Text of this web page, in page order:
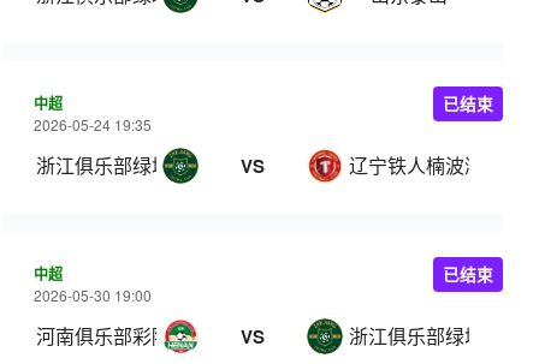
中超
2026-05-24 19:35
浙江俱乐部绿城 VS 辽宁铁人楠波湾
已结束
中超
2026-05-30 19:00
河南俱乐部彩陶坊 VS 浙江俱乐部绿城
已结束